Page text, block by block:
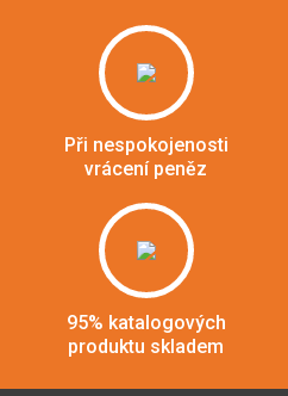
Při nespokojenosti
vrácení peněz
95% katalogových
produktu skladem